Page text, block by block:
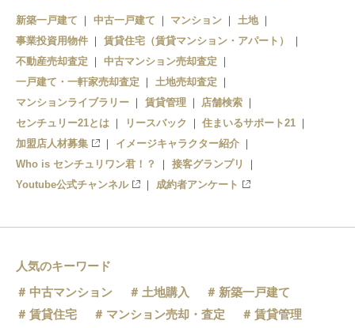
新築一戸建て 中古一戸建て マンション
土地
事業投資用物件
賃貸住宅（賃貸マンション・アパート）
不動産売却査定
中古マンション売却査定
一戸建て・一軒家売却査定
土地売却査定
マンションライブラリー
賃貸管理
店舗検索
センチュリー21とは
リースバック
住まいるサポート21
加盟店人材募集
イメージキャラクター紹介
Who is センチュリワン君！？
接客グランプリ
Youtube公式チャンネル
成約者アンケート
人気のキーワード
中古マンション
土地購入
新築一戸建て
賃貸住宅
マンション売却・査定
賃貸管理